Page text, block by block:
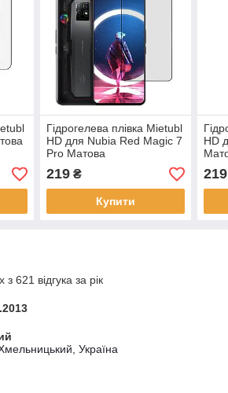
Гідрогелева плівка Mietubl
HD для Nubia Red Magic 7
Pro Матова
219₴
Купити
HD
219
621 відгука за рік
Україна